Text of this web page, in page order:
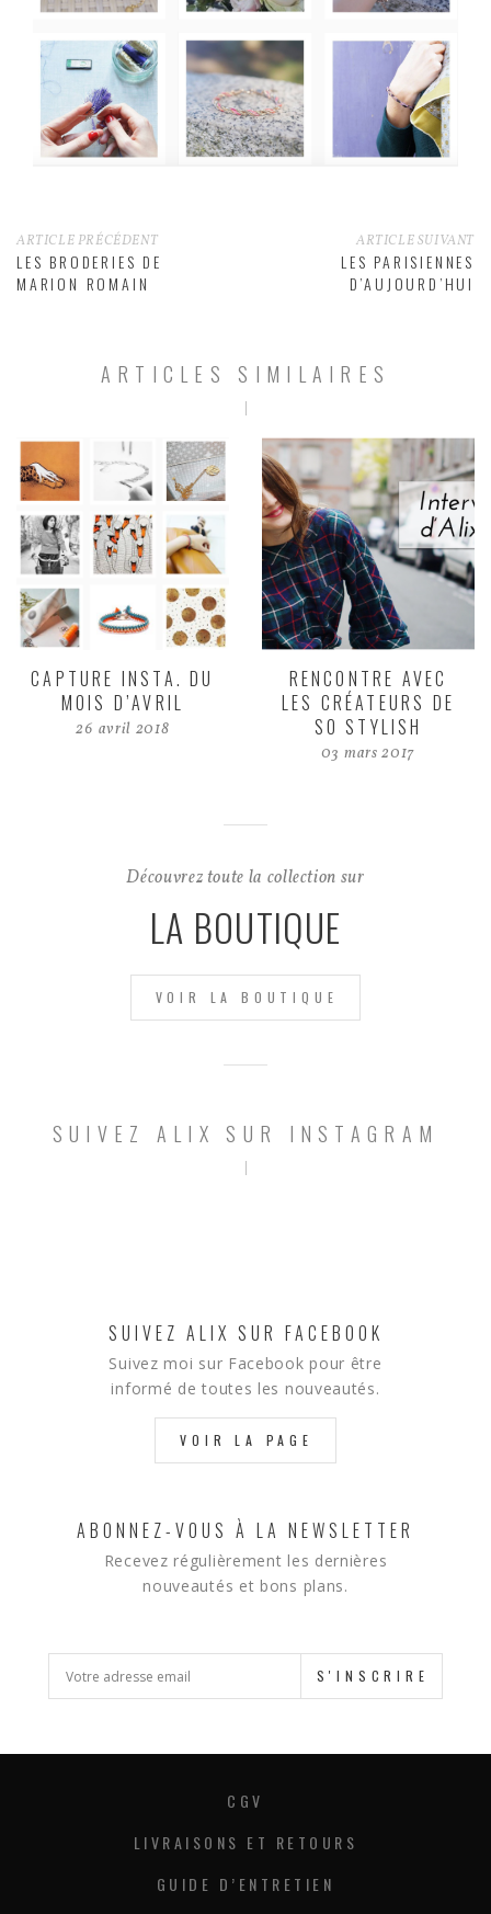
ARTICLE PRÉCÉDENT
LES BRODERIES DE
MARION ROMAIN
ARTICLE SUIVANT
LES PARISIENNES
D’AUJOURD’HUI
ARTICLES SIMILAIRES
CAPTURE INSTA. DU
MOIS D’AVRIL
26 avril 2018
RENCONTRE AVEC
LES CRÉATEURS DE
SO STYLISH
03 mars 2017
Découvrez toute la collection sur
LA BOUTIQUE
VOIR LA BOUTIQUE
SUIVEZ ALIX SUR INSTAGRAM
SUIVEZ ALIX SUR FACEBOOK
Suivez moi sur Facebook pour être
informé de toutes les nouveautés.
VOIR LA PAGE
ABONNEZ-VOUS À LA NEWSLETTER
Recevez régulièrement les dernières
nouveautés et bons plans.
S'INSCRIRE
CGV
LIVRAISONS ET RETOURS
GUIDE D’ENTRETIEN